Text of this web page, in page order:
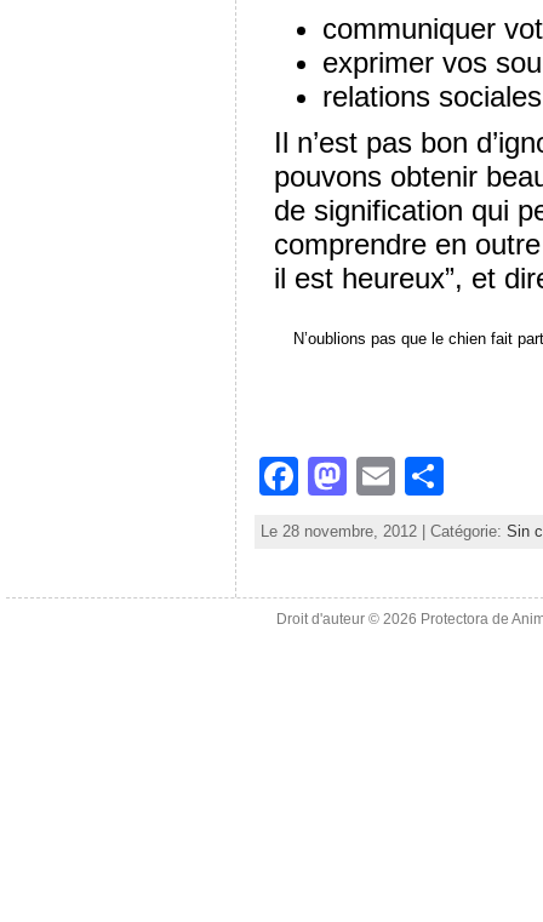
communiquer
exprimer vos
relations
Il n’est pas bon
pouvons obtenir
de signification qui
comprendre en
il est heureux”, et
N’oublions pas que le chien fait
F
a
e
b
M
a
st
o
d
E
m
ai
l
h
ar
e
Le 28 novembre, 2012 | Catégorie: Sin
Droit d'auteur © 2026 Protectora de